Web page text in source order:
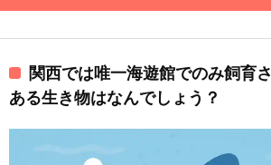
関西では唯一海遊館でのみ飼育
ある生き物はなんでしょう？